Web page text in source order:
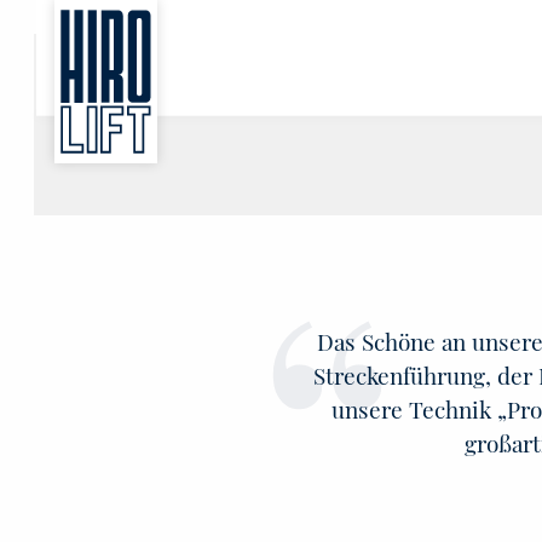
Das Schöne an
Streckenführung, der
unsere Technik